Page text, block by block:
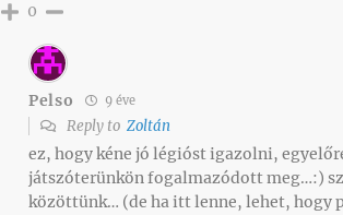
0
Pelso 9 éve
Reply to Zoltán
ez, hogy kéne jó légióst igazolni,
játszóterünkön fogalmazódott meg…:)
közöttünk… (de ha itt lenne, lehet, hogy